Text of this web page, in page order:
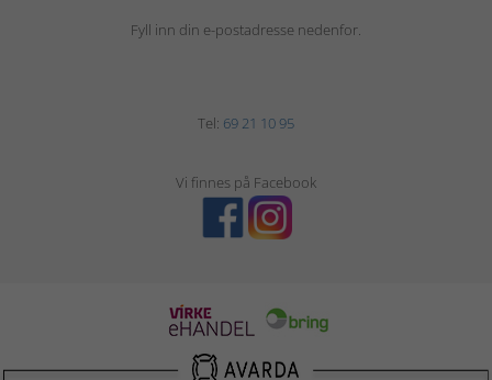
Fyll inn din e-postadresse nedenfor.
Tel: 69 21 10 95
Vi finnes på Facebook